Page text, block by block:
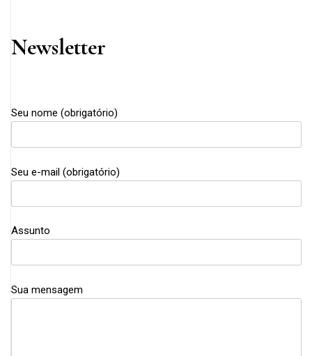
Newsletter
Seu nome (obrigatório)
Seu e-mail (obrigatório)
Assunto
Sua mensagem